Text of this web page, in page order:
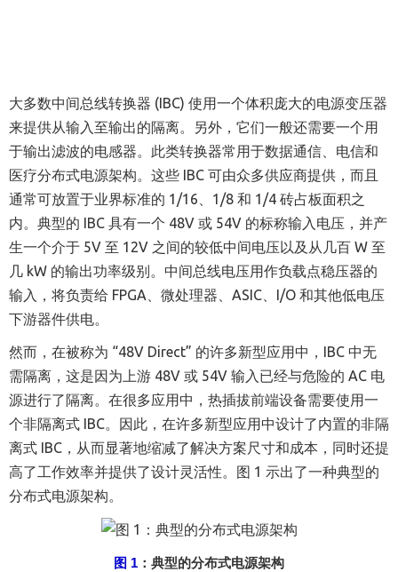
大多数中间总线转换器 (IBC) 使用一个体积庞大的电源变压器
来提供从输入至输出的隔离。另外，它们一般还需要一个用
于输出滤波的电感器。此类转换器常用于数据通信、电信和
医疗分布式电源架构。这些 IBC 可由众多供应商提供，而且
通常可放置于业界标准的 1/16 1/8 和 1/4 砖占板面积之
内。典型的 IBC 具有一个 48V 或 54V 的标称输入电压，并产
生一个介于 5V 至 12V 之间的较低中间电压以及从几百 W 至
几 kW 的输出功率级别。中间总线电压用作负载点稳压器的
输入，将负责给 FPGA 、微处理器、 ASIC I/O 和其他低电压
下游器件供电。
然而，在被称为 “48V Direct” 的许多新型应用中， IBC 中无
需隔离，这是因为上游 48V 或 54V 输入已经与危险的 AC 电
源进行了隔离。在很多应用中，热插拔前端设备需要使用一
个非隔离式 IBC。因此，在许多新型应用中设计了内置的非隔
离式 IBC ，从而显著地缩减了解决方案尺寸和成本，同时还提
高了工作效率并提供了设计灵活性。图 1 示出了一种典型的
分布式电源架构。
图 1 ：典型的分布式电源架构